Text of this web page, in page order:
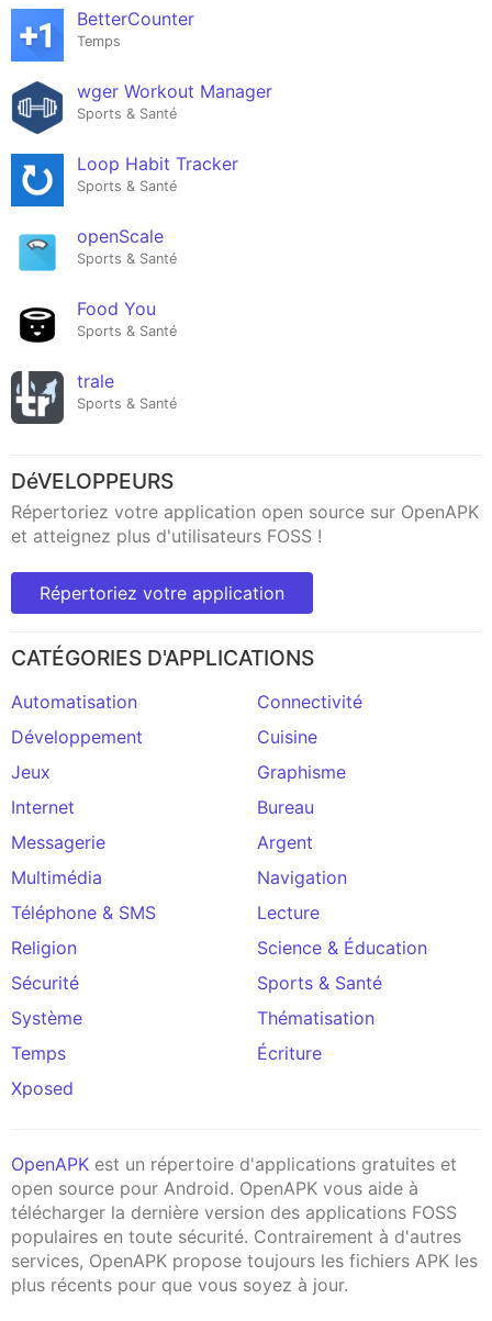
BetterCounter
Temps
wger Workout Manager
Sports & Santé
Loop Habit Tracker
Sports & Santé
openScale
Sports & Santé
Food You
Sports & Santé
trale
Sports & Santé
DéVELOPPEURS
Répertoriez votre application open source sur OpenAPK
et atteignez plus d'utilisateurs FOSS !
Répertoriez votre application
CATÉGORIES D'APPLICATIONS
Automatisation
Connectivité
Développement
Cuisine
Jeux
Graphisme
Internet
Bureau
Messagerie
Argent
Multimédia
Navigation
Téléphone & SMS
Lecture
Religion
Science & Éducation
Sécurité
Sports & Santé
Système
Thématisation
Temps
Écriture
Xposed
OpenAPK est un répertoire d'applications gratuites et
open source pour Android. OpenAPK vous aide à
télécharger la dernière version des applications FOSS
populaires en toute sécurité. Contrairement à d'autres
services, OpenAPK propose toujours les fichiers APK les
plus récents pour que vous soyez à jour.